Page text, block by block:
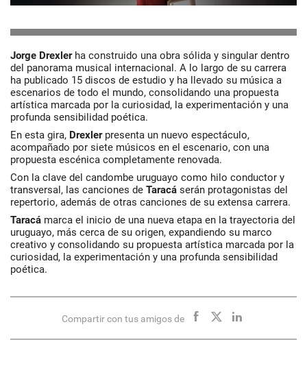
Jorge Drexler ha construido una obra sólida y singular dentro
del panorama musical internacional. A lo largo de su carrera
ha publicado 15 discos de estudio y ha llevado su música a
escenarios de todo el mundo, consolidando una propuesta
artística marcada por la curiosidad, la experimentación y una
profunda sensibilidad poética.
En esta gira, Drexlerpresenta un nuevo espectáculo,
acompañado por siete músicos en el escenario, con una
propuesta escénica completamente renovada.
Con la clave del candombe uruguayo como hilo conductor y
transversal, las canciones de Taracá serán protagonistas del
repertorio, además de otras canciones de su extensa carrera.
Taracá marca el inicio de una nueva etapa en la trayectoria del
uruguayo, más cerca de su origen, expandiendo su marco
creativo y consolidando su propuesta artística marcada por la
curiosidad, la experimentación y una profunda sensibilidad
poética.
Compartir con tus amigos de